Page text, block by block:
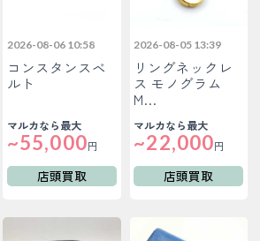
2026-08-06 10:58
コンスタンスベ
ルト
マルカなら最大
~55,000円
店頭買取
2026-08-05 13:39
リングネックレ
ス モノグラム
M…
マルカなら最大
~22,000円
店頭買取